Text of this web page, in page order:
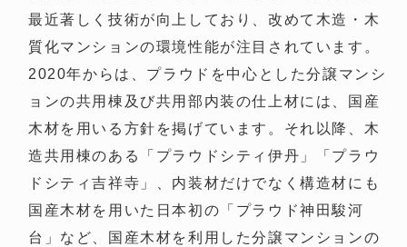
最近著しく技術が向上しており、改めて木造・木
質化マンションの環境性能が注目されています。
2020年からは、プラウドを中心とした分譲マンシ
ョンの共用棟及び共用部内装の仕上材には、国産
木材を用いる方針を掲げています。それ以降、木
造共用棟のある「プラウドシティ伊丹」「プラウ
ドシティ吉祥寺」、内装材だけでなく構造材にも
国産木材を用いた日本初の「プラウド神田駿河
台」など、国産木材を利用した分譲マンションの